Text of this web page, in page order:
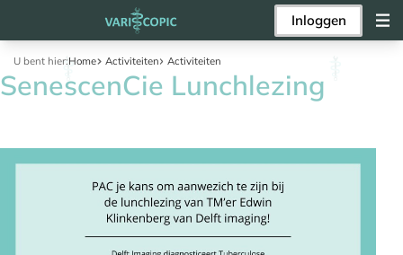
Inloggen
U bent hier:Home Activiteiten Activiteiten
SenescenCie Lunchlezing